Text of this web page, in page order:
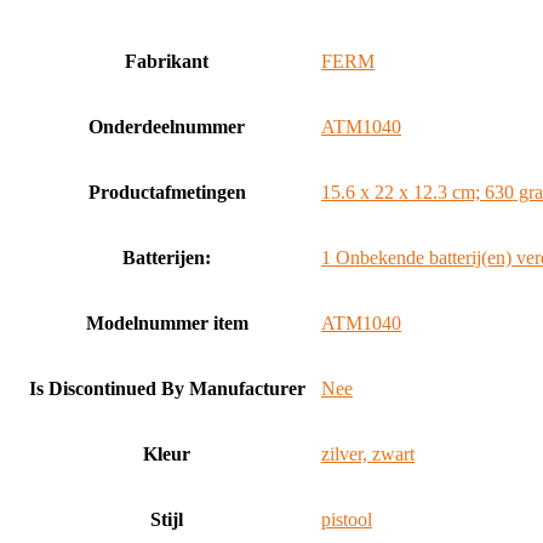
Fabrikant ‎FERM
Onderdeelnummer ‎ATM1040
Productafmetingen ‎15.6 x 22 x 12.3 cm; 630
Batterijen: ‎1 Onbekende batterij(en)
Modelnummer item ‎ATM1040
Is Discontinued By Manufacturer ‎Nee
Kleur ‎zilver, zwart
Stijl ‎pistool